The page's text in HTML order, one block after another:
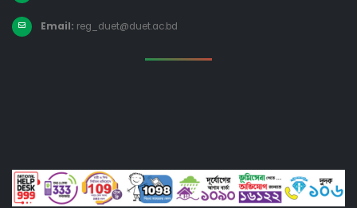
Email: reg_duet@duet.ac.bd